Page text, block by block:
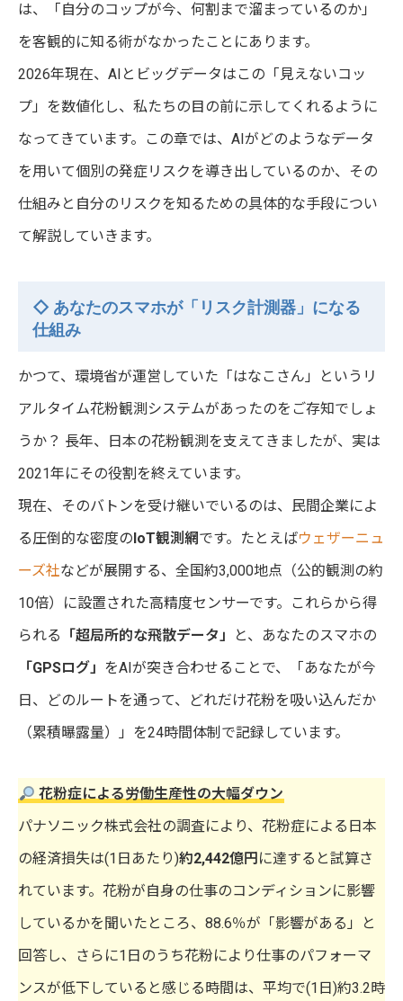
は、「自分のコップが今、何割まで溜まっているのか」
を客観的に知る術がなかったことにあります。
2026年現在、AIとビッグデータはこの「見えないコッ
プ」を数値化し、私たちの目の前に示してくれるように
なってきています。この章では、AIがどのようなデータ
を用いて個別の発症リスクを導き出しているのか、その
仕組みと自分のリスクを知るための具体的な手段につい
て解説していきます。
◇ あなたのスマホが「リスク計測器」になる
仕組み
かつて、環境省が運営していた「はなこさん」というリ
アルタイム花粉観測システムがあったのをご存知でしょ
うか？ 長年、日本の花粉観測を支えてきましたが、実は
2021年にその役割を終えています。
現在、そのバトンを受け継いでいるのは、民間企業によ
る圧倒的な密度のIoT観測網です。たとえばウェザーニュ
ーズ社などが展開する、全国約3,000地点（公的観測の約
10倍）に設置された高精度センサーです。これらから得
られる
「超局所的な飛散データ」
と、あなたのスマホの
「GPSログ」 をAIが突き合わせることで、「あなたが今
日、どのルートを通って、どれだけ花粉を吸い込んだか
（累積曝露量）」を24時間体制で記録しています。
花粉症による労働生産性の大幅ダウン
パナソニック株式会社の調査により、花粉症による日本
の経済損失は(1日あたり)約2,442億円に達すると試算さ
れています。花粉が自身の仕事のコンディションに影響
しているかを聞いたところ、88.6％が「影響がある」と
回答し、さらに1日のうち花粉により仕事のパフォーマ
ンスが低下していると感じる時間は、平均で(1日)約3.2時